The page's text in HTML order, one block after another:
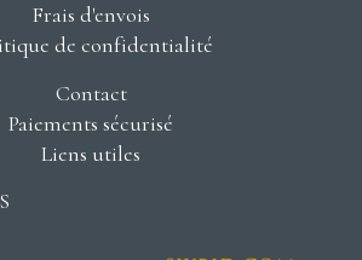
Frais d'envois
de confidentialité
Contact
Paiements sécurisé
Liens utiles